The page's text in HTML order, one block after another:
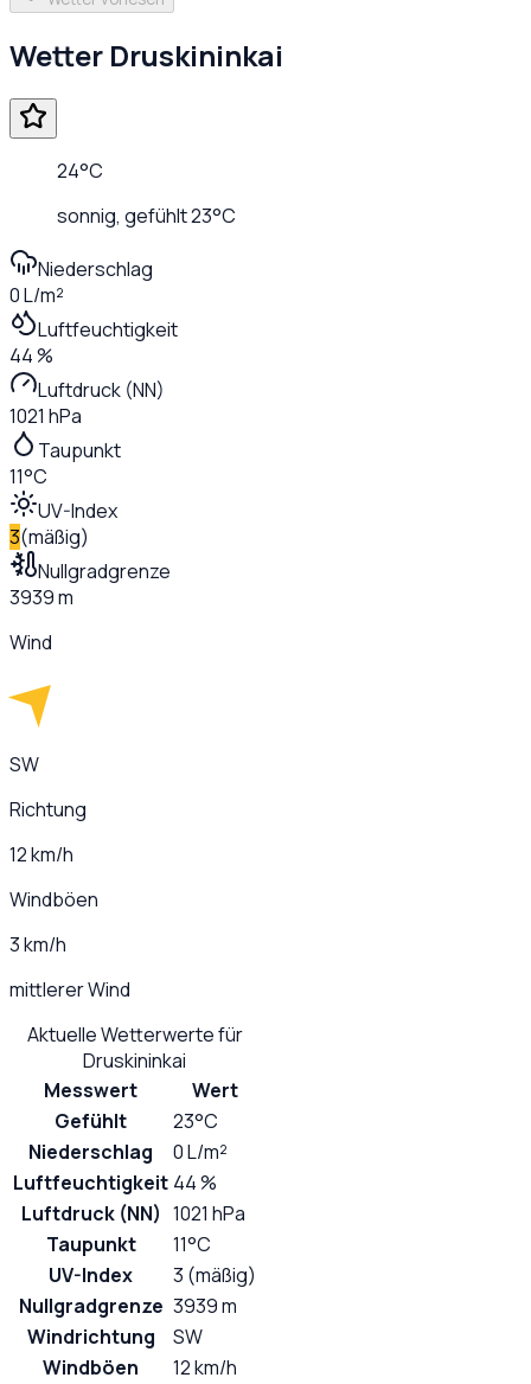
Wetter Druskininkai
24°C
sonnig, gefühlt23°C
Niederschlag
0 L/m²
Luftfeuchtigkeit
44 %
Luftdruck (NN)
1021 hPa
Taupunkt
11°C
UV-Index
3(mäßig)
Nullgradgrenze
3939 m
Wind
SW
Richtung
12 km/h
Windböen
3 km/h
mittlerer Wind
Aktuelle Wetterwerte für
Druskininkai
Messwert
Wert
Gefühlt
23°C
Niederschlag
0 L/m²
Luftfeuchtigkeit 44 %
Luftdruck (NN) 1021 hPa
Taupunkt
11°C
UV-Index
3 (mäßig)
Nullgradgrenze 3939 m
Windrichtung
SW
Windböen
12 km/h